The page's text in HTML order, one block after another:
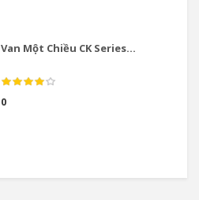
Van Một Chiều CK Series...
0